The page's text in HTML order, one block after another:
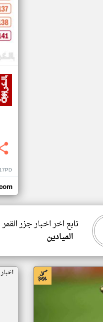
تابع اخر اخبار جزر
الميادين